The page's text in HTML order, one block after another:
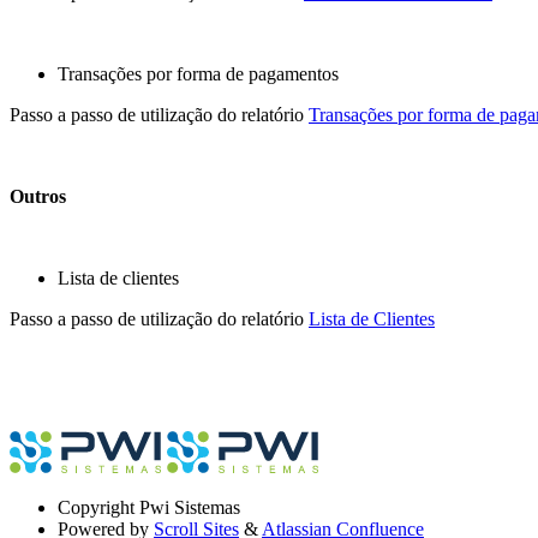
Transações por forma de pagamentos
Passo a passo de utilização do relatório Transações por forma de
Outros
Lista de clientes
Passo a passo de utilização do relatório Lista de Clientes
Copyright Pwi Sistemas
Powered by Scroll Sites & Atlassian Confluence